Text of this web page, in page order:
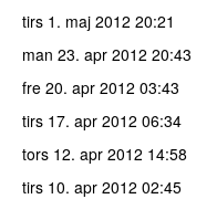
tirs 1. maj 2012 20:21
man 23. apr 2012 20:43
fre 20. apr 2012 03:43
tirs 17. apr 2012 06:34
tors 12. apr 2012 14:58
tirs 10. apr 2012 02:45